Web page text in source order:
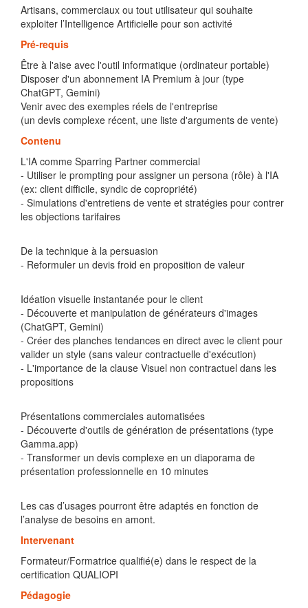
Artisans, commerciaux ou tout utilisateur qui souhaite
exploiter l’Intelligence Artificielle pour son activité
Pré-requis
Être à l'aise avec l'outil informatique (ordinateur portable)
Disposer d'un abonnement IA Premium à jour (type
ChatGPT, Gemini)
Venir avec des exemples réels de l'entreprise
(un devis complexe récent, une liste d'arguments de vente)
Contenu
L'IA comme Sparring Partner commercial
- Utiliser le prompting pour assigner un persona (rôle) à l'IA
(ex: client difficile, syndic de copropriété)
- Simulations d'entretiens de vente et stratégies pour contrer
les objections tarifaires
De la technique à la persuasion
- Reformuler un devis froid en proposition de valeur
Idéation visuelle instantanée pour le client
- Découverte et manipulation de générateurs d'images
(ChatGPT, Gemini)
- Créer des planches tendances en direct avec le client pour
valider un style (sans valeur contractuelle d'exécution)
- L'importance de la clause Visuel non contractuel dans les
propositions
Présentations commerciales automatisées
- Découverte d'outils de génération de présentations (type
Gamma.app)
- Transformer un devis complexe en un diaporama de
présentation professionnelle en 10 minutes
Les cas d’usages pourront être adaptés en fonction de
l’analyse de besoins en amont.
Intervenant
Formateur/Formatrice qualifié(e) dans le respect de la
certification QUALIOPI
Pédagogie